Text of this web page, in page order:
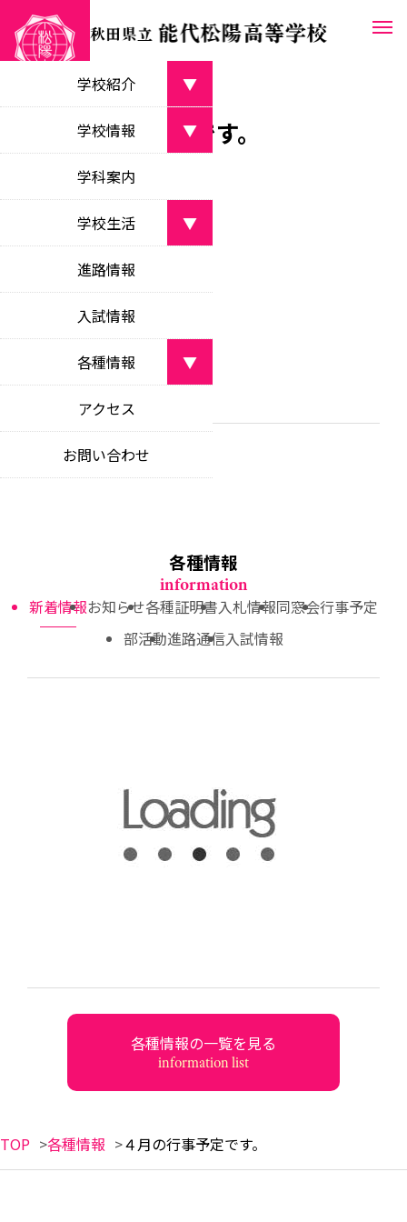
学校紹介
▼
学校長あいさつ
学校目標
objectives
沿革
school history
校名・校章・校歌等
about the school
学校情報
▼
学校案内パンフレット
教育課程
curriculum
校時表
class schedule
学校いじめ防止
bullying prevention
教育理念
educational philosophy
中期ビジョン
学科案内
学校生活
▼
部活動
学校行事
school events
生徒会活動
student council activities
特色ある教育活動
unique educational opportunities
進路情報
入試情報
各種情報
▼
新着情報
お知らせ
notices
competitive bidding information
同窓会
アクセス
お問い合わせ
４月の行事予定です。
行事予定 2026.03.26
月間行事予定(4月)
各種情報
information
新着情報お知らせ各種証明書入札情報同窓会行事予定
部活動進路通信入試情報
各種情報の一覧を見る
information list
TOP 各種情報 ４月の行事予定です。